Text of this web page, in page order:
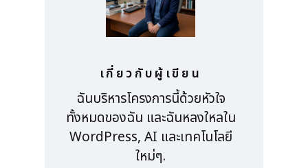
เกี่ยวกับผู้เขียน
ฉันบริหารโครงการนี้ด้วยหัวใจ
ทั้งหมดของฉัน และฉันหลงใหลใน
WordPress, AI และเทคโนโลยี
ใหม่ๆ.